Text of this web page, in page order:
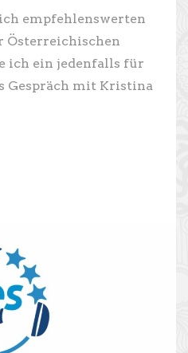
empfehlenswerten
Österreichischen
ich ein jedenfalls für
Gespräch mit Kristina